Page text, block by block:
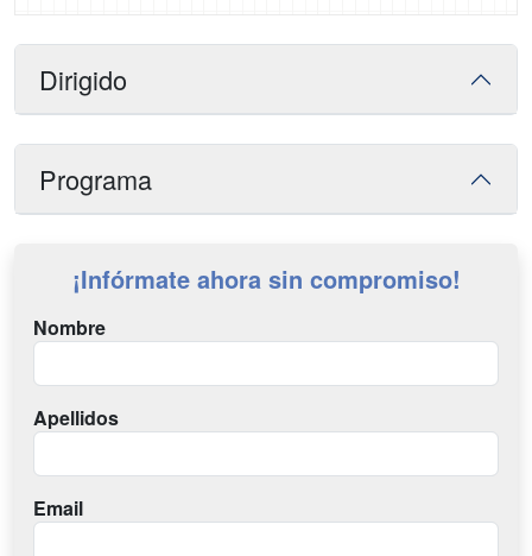
Dirigido
Programa
¡Infórmate ahora sin compromiso!
Nombre
Apellidos
Email